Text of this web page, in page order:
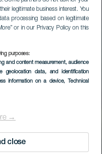
legitimate business interest. You
processing based on legitimate
or in our Privacy Policy on this
purposes:
and content measurement, audience
geolocation data, and identification
information on a device, Technical
→
close